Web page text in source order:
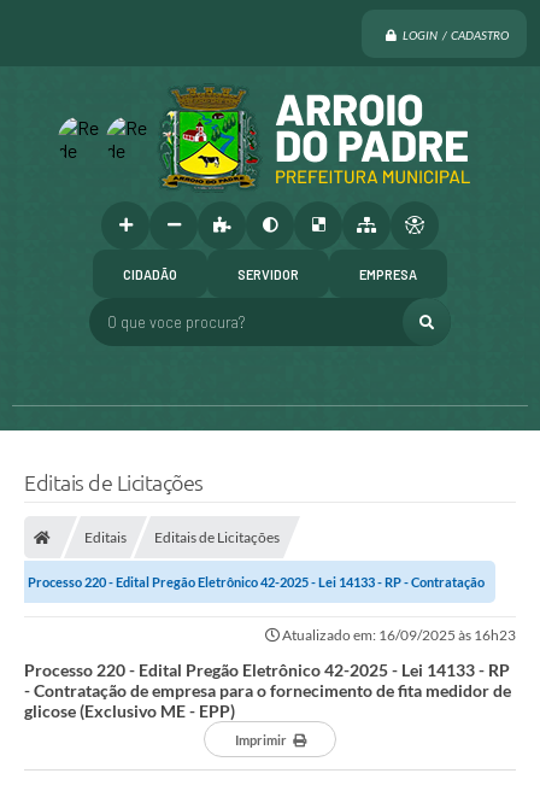
LOGIN / CADASTRO
O que voce procura?
CIDADÃO SERVIDOR EMPRESA
Editais de Licitações
Editais Editais de Licitações
Processo 220 - Edital Pregão Eletrônico 42-2025 - Lei 14133 - RP - Contratação
Atualizado em: 16/09/2025 às 16h23
Processo 220 - Edital Pregão Eletrônico 42-2025 - Lei 14133 - RP
- Contratação de empresa para o fornecimento de fita medidor de
glicose (Exclusivo ME - EPP)
Imprimir